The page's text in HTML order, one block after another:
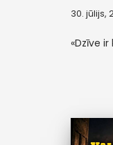
30. jūlijs,
«Dzīve ir